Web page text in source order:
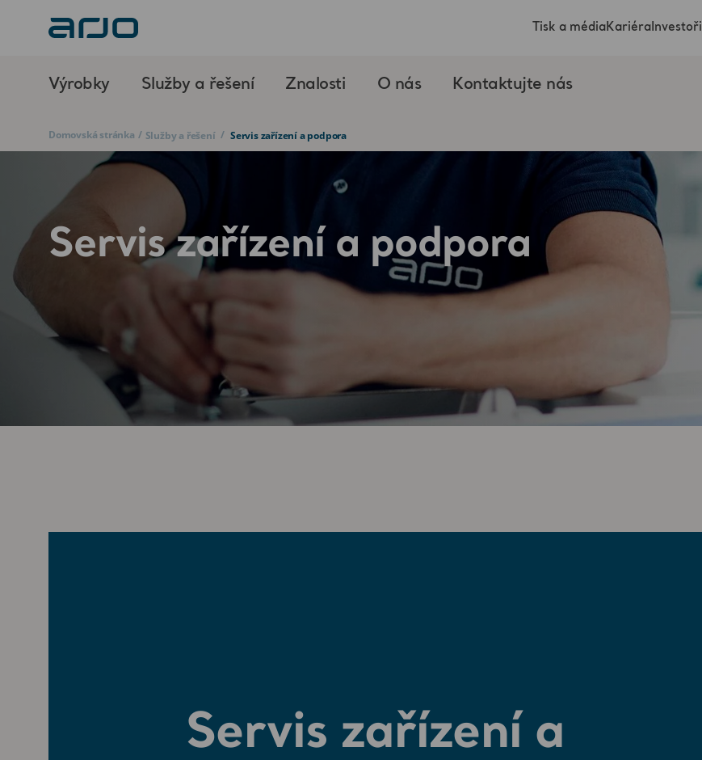
Výrobky Služby a řešení Znalosti O nás Kontaktujte nás
Tisk a médiaKariéraInvestoři
Domovská stránka / Služby a řešení / Servis zařízení a podpora
Servis zařízení a podpora
Servis zařízení a